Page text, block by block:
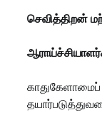
செவித்திறன்